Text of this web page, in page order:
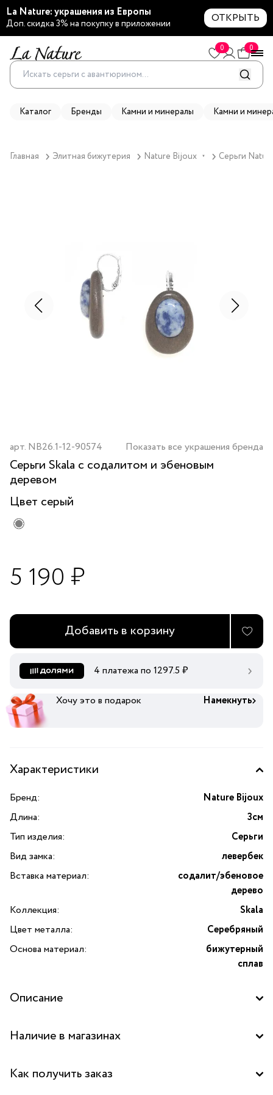
La Nature: украшения из Европы
Доп. скидка 3% на покупку в приложении ОТКРЫТЬ
0 0
Каталог Бренды Камни и минералы Камни и
Главная Элитная бижутерия Nature Bijoux ▼ Серьги
арт. NB26.1-12-90574 Показать все украшения бренда
Серьги Skala с содалитом и эбеновым
деревом
Цвет серый
5 190 ₽
Добавить в корзину
4 платежа по 1297.5 ₽
Хочу это в подарок Намекнуть
Характеристики
Бренд:
Nature Bijoux
Длина:
3см
Тип изделия:
Серьги
Вид замка:
левербек
Вставка материал:
содалит/эбеновое
дерево
Коллекция:
Skala
Цвет металла:
Серебряный
Основа материал:
бижутерный
сплав
Описание
бижутерии с серьгами Skala с содалитом и эбеновым
сочетает в себе природную красоту натурального
Наличие в магазинах
Бутик "La Nature" в ТЦ "Сокольники", Москва
Как получить заказ